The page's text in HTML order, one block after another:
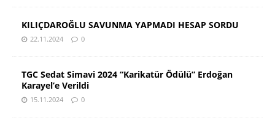
KILIÇDAROĞLU SAVUNMA YAPMADI HESAP SORDU
22.11.2024 0
TGC Sedat Simavi 2024 “Karikatür Ödülü” Erdoğan
Karayel’e Verildi
15.11.2024 0